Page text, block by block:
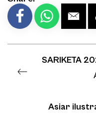
SARIKETA
Asiar